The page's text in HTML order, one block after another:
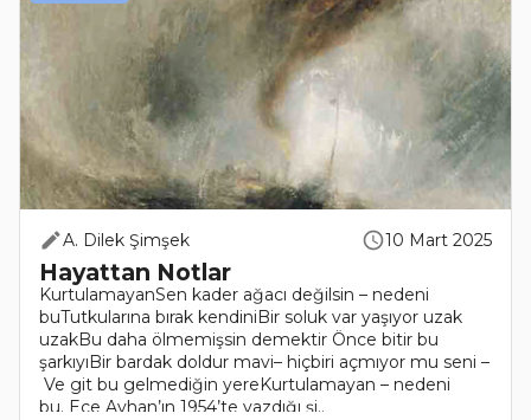
A. Dilek Şimşek 10 Mart 2025
Hayattan Notlar
KurtulamayanSen kader ağacı değilsin – nedeni
buTutkularına bırak kendiniBir soluk var yaşıyor uzak
uzakBu daha ölmemişsin demektir Önce bitir bu
şarkıyıBir bardak doldur mavi– hiçbiri açmıyor mu seni –
Ve git bu gelmediğin yereKurtulamayan – nedeni
bu. Ece Ayhan’ın 1954’te yazdığı şi..